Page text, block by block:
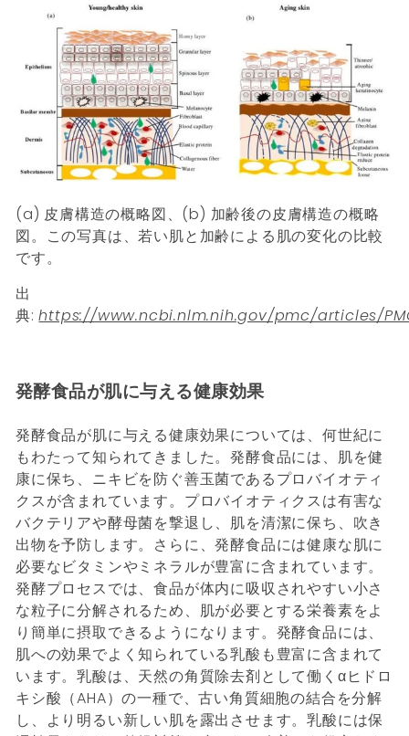
(a) 皮膚構造の概略図、(b) 加齢後の皮膚構造の概略
図。この写真は、若い肌と加齢による肌の変化の比較
です。
出
典:https://www.ncbi.nlm.nih.gov/pmc/articles/
発酵食品が肌に与える健康効果
発酵食品が肌に与える健康効果については、何世紀に
もわたって知られてきました。発酵食品には、肌を健
康に保ち、ニキビを防ぐ善玉菌であるプロバイオティ
クスが含まれています。プロバイオティクスは有害な
バクテリアや酵母菌を撃退し、肌を清潔に保ち、吹き
出物を予防します。さらに、発酵食品には健康な肌に
必要なビタミンやミネラルが豊富に含まれています。
発酵プロセスでは、食品が体内に吸収されやすい小さ
な粒子に分解されるため、肌が必要とする栄養素をよ
り簡単に摂取できるようになります。発酵食品には、
肌への効果でよく知られている乳酸も豊富に含まれて
います。乳酸は、天然の角質除去剤として働くαヒドロ
キシ酸（AHA）の一種で、古い角質細胞の結合を分解
し、より明るい新しい肌を露出させます。乳酸には保